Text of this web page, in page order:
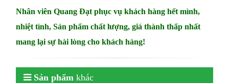
Nhân viên Quang Đạt phục vụ khách hàng hết mình,
nhiệt tình, Sản phẩm chất lượng, giá thành thấp nhất
mang lại sự hài lòng cho khách hàng!
Sản phẩm khác